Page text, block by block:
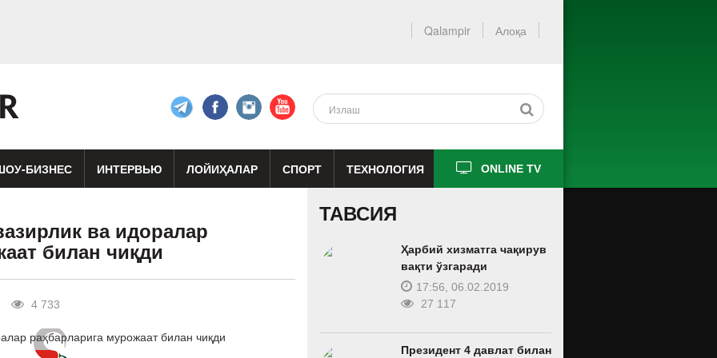
Алоқа
Qalampir
БИЗНЕС ИНТЕРВЬЮ ЛОЙИҲАЛАР СПОРТ ТЕХНОЛОГИЯ ONLINE TV
ва идоралар
билан чиқди
4 733
ТАВСИЯ
Ҳарбий хизматга чақирув
вақти ўзгаради
17:56, 06.02.2019
27 117
Президент 4 давлат билан